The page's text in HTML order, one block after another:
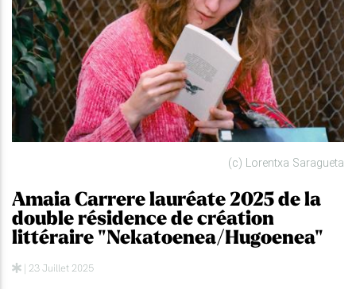
(c) Lorentxa Saragueta
Amaia Carrere lauréate 2025 de la
double résidence de création
littéraire "Nekatoenea/Hugoenea"
| 23 Juillet 2025